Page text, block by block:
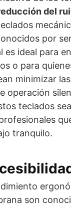
del
por
es ideal para
o para
minimizar
operación
teclados
tranquilo.
son